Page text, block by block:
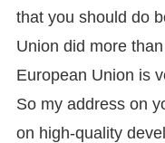
that you should do
Union did more
European Union is
So my address on
on high-quality